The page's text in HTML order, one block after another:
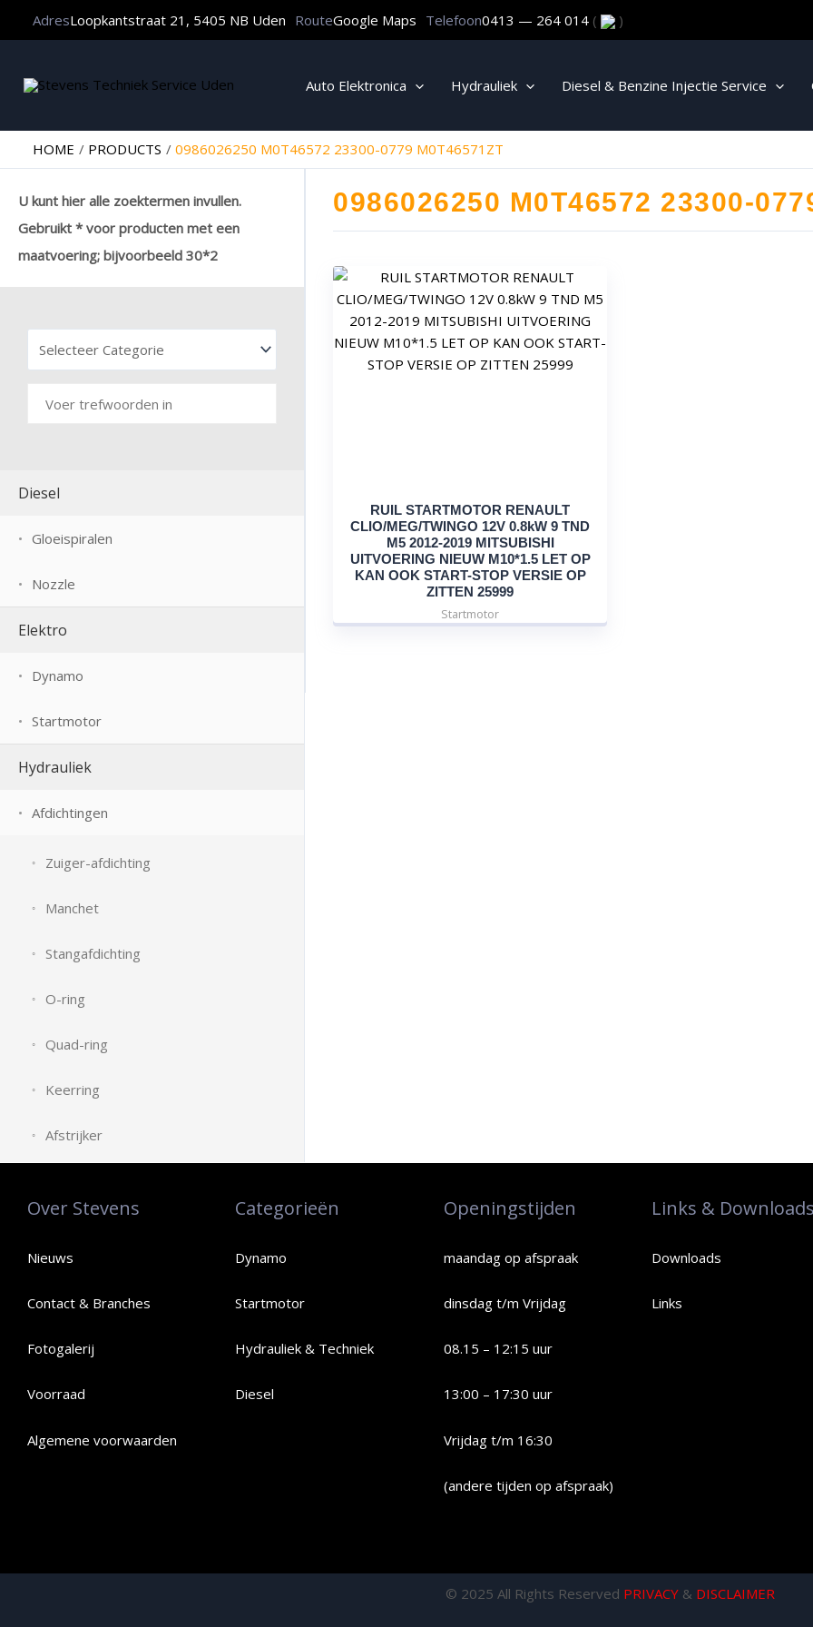
AdresLoopkantstraat 21, 5405 NB Uden RouteGoogle Maps Telefoon0413 — 264 014 ( )
Auto Elektronica Hydrauliek Diesel & Benzine Injectie Service
HOME PRODUCTS 0986026250 M0T46572 23300-0779 M0T46571ZT
U kunt hier alle zoektermen invullen.
Gebruikt * voor producten met een
maatvoering; bijvoorbeeld 30*2
Diesel
Gloeispiralen
Nozzle
Elektro
Dynamo
Startmotor
Hydrauliek
Afdichtingen
Zuiger-afdichting
Manchet
Stangafdichting
O-ring
Quad-ring
Keerring
Afstrijker
0986026250 M0T46572 23300-
RUIL STARTMOTOR RENAULT
CLIO/MEG/TWINGO 12V 0.8kW 9 TND
M5 2012-2019 MITSUBISHI
UITVOERING NIEUW M10*1.5 LET OP
KAN OOK START-STOP VERSIE OP
ZITTEN 25999
Startmotor
Over Stevens
Nieuws
Contact & Branches
Fotogalerij
Voorraad
Algemene voorwaarden
Categorieën
Dynamo
Startmotor
Hydrauliek & Techniek
Diesel
Openingstijden
maandag op afspraak
dinsdag t/m Vrijdag
08.15 – 12:15 uur
13:00 – 17:30 uur
Vrijdag t/m 16:30
(andere tijden op afspraak)
Links &
Downloads
Links
© 2025 All Rights Reserved PRIVACY& DISCLAIMER